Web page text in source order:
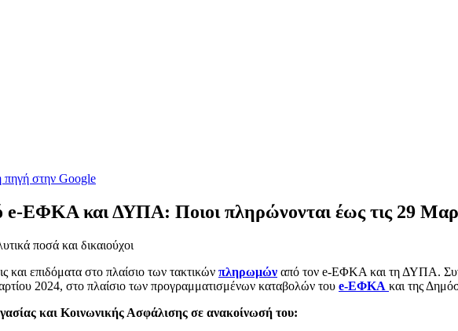
πηγή στην Google
e-ΕΦΚΑ και ΔΥΠΑ: Ποιοι πληρώνονται έως τις 29
ποσά και δικαιούχοι
επιδόματα στο πλαίσιο των τακτικών πληρωμών από τον e-ΕΦΚΑ και τη ΔΥΠΑ.
2024, στο πλαίσιο των προγραμματισμένων καταβολών του e-ΕΦΚΑ και της
και Κοινωνικής Ασφάλισης σε ανακοίνωσή του: